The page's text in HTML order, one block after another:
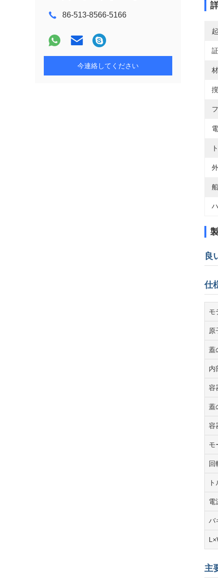
86-513-8566-5166
今連絡してください
良
仕
モ
原
蓋
内
容
蓋
容
モ
回
電
バ
主